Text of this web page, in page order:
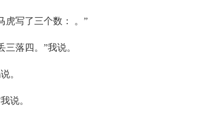
虎写了三个数： 。”
三落四。”我说。
。
说。